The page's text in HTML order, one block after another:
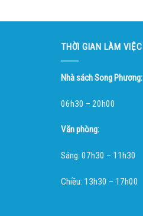
THỜI GIAN LÀM VIỆC
Nhà sách Song Phương:
06h30 – 20h00
Văn phòng:
Sáng: 07h30 – 11h30
Chiều: 13h30 – 17h00